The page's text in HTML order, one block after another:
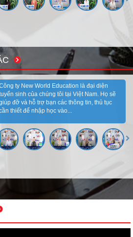
ty New World Education là đại diện
sinh của chúng tôi tại Việt Nam. Họ sẽ
đỡ và hỗ trợ bạn các thông tin, thủ tục
thiết để nhập học vào...